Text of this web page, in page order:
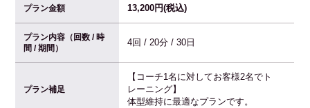
プラン金額 13,200円(税込)
プラン内容（回数 / 時
間 / 期間）
4回 / 20分 / 30日
プラン補足
【コーチ1名に対してお客様2名でト
レーニング】
体型維持に最適なプランです。